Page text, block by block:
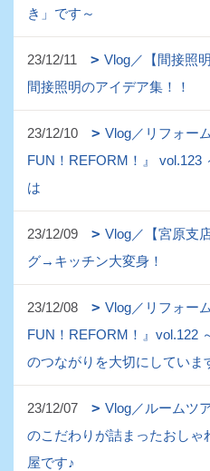
き」です～
23/12/11
Vlog／【間接照
間接照明のアイデア集！！
23/12/10
Vlog／リフォー
FUN！REFORM！』 vol.123
は
23/12/09
Vlog／【宮原支
グ→キッチン大変身！
23/12/08
Vlog／リフォー
FUN！REFORM！』vol.122
のつながりを大切にしていま
23/12/07
Vlog／ルームツ
のこだわりが詰まったおしゃ
屋です♪